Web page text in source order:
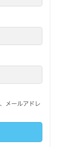
メールアドレ